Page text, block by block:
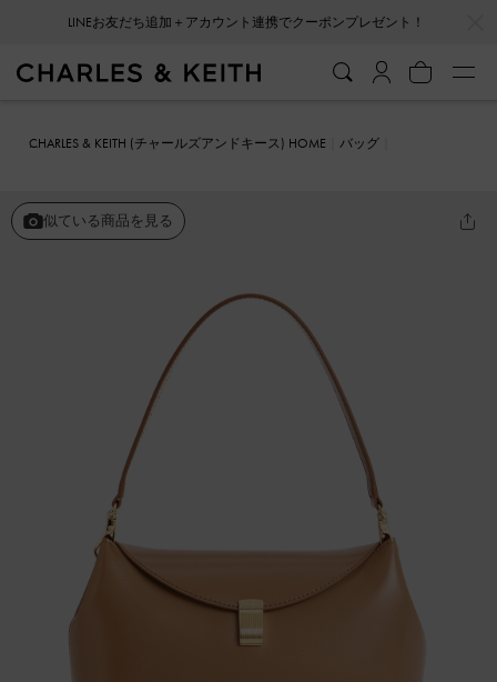
LINEお友だち追加＋アカウント連携でクーポンプレゼント！
CHARLES & KEITH (チャールズアンドキース) HOME
バッグ
似ている商品を見る